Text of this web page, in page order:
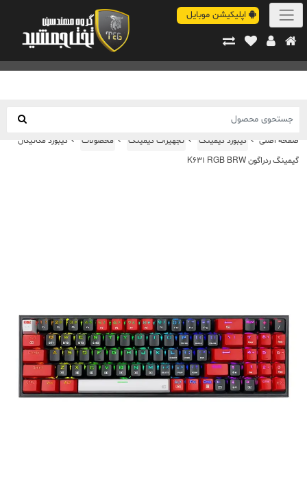
اپلیکیشن موبایل
صفحه اصلی محصولات تجهیزات گیمینگ کیبورد گیمینگ
کیبورد مکانیکال
گیمینگ ردراگون K631 RGB BRW